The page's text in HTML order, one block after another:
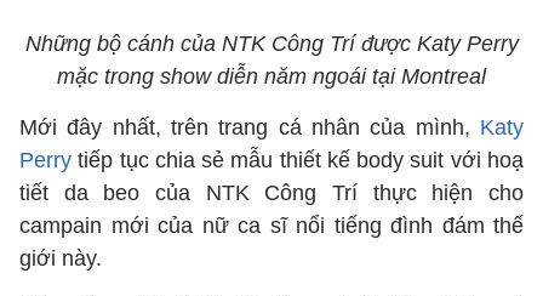
Những bộ cánh của NTK Công Trí được Katy Perry
mặc trong show diễn năm ngoái tại Montreal
Mới đây nhất, trên trang cá nhân của mình, Katy
Perry tiếp tục chia sẻ mẫu thiết kế body suit với hoạ
tiết da beo của NTK Công Trí thực hiện cho
campain mới của nữ ca sĩ nổi tiếng đình đám thế
giới này.